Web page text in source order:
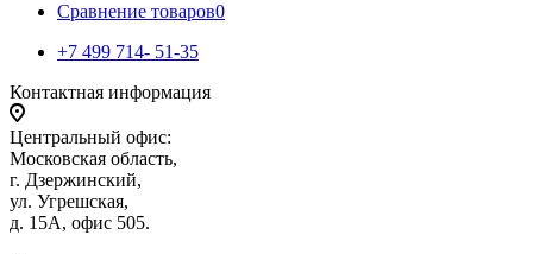
Сравнение товаров0
+7 499 714- 51-35
Контактная информация
Центральный офис:
Московская область,
г. Дзержинский,
ул. Угрешская,
д. 15А, офис 505.